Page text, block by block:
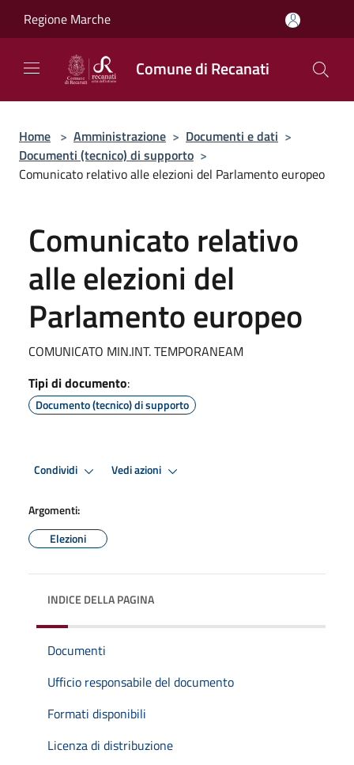
Regione Marche
Comune di Recanati
Home > Amministrazione > Documenti e dati >
Documenti (tecnico) di supporto >
Comunicato relativo alle elezioni del Parlamento europeo
Comunicato relativo
alle elezioni del
Parlamento europeo
COMUNICATO MIN.INT. TEMPORANEAM
Tipi di documento:
Documento (tecnico) di supporto
Condividi Vedi azioni
Argomenti:
Elezioni
INDICE DELLA PAGINA
Documenti
Ufficio responsabile del documento
Formati disponibili
Licenza di distribuzione